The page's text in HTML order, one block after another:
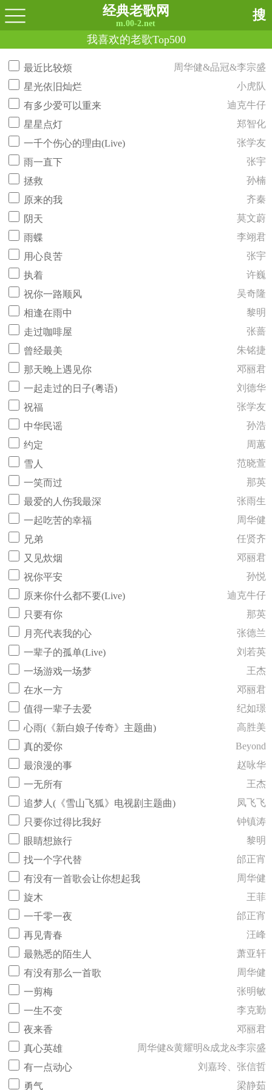
经典老歌网
m.00-2.net
搜
我喜欢的老歌Top500
最近比较烦
周华健&品冠&李宗盛
星光依旧灿烂
小虎队
有多少爱可以重来
迪克牛仔
星星点灯
郑智化
一千个伤心的理由(Live)
张学友
雨一直下
张宇
拯救
孙楠
原来的我
齐秦
阴天
莫文蔚
雨蝶
李翊君
用心良苦
张宇
执着
许巍
祝你一路顺风
吴奇隆
相逢在雨中
黎明
走过咖啡屋
张蔷
曾经最美
朱铭捷
那天晚上遇见你
邓丽君
一起走过的日子(粤语)
刘德华
祝福
张学友
中华民谣
孙浩
约定
周蕙
雪人
范晓萱
一笑而过
那英
最爱的人伤我最深
张雨生
一起吃苦的幸福
周华健
兄弟
任贤齐
又见炊烟
邓丽君
祝你平安
孙悦
原来你什么都不要(Live)
迪克牛仔
只要有你
那英
月亮代表我的心
张德兰
一辈子的孤单(Live)
刘若英
一场游戏一场梦
王杰
在水一方
邓丽君
值得一辈子去爱
纪如璟
心雨(《新白娘子传奇》主题曲)
高胜美
真的爱你
Beyond
最浪漫的事
赵咏华
一无所有
王杰
追梦人(《雪山飞狐》电视剧主题曲)
凤飞飞
只要你过得比我好
钟镇涛
眼睛想旅行
黎明
找一个字代替
邰正宵
有没有一首歌会让你想起我
周华健
旋木
王菲
一千零一夜
邰正宵
再见青春
汪峰
最熟悉的陌生人
萧亚轩
有没有那么一首歌
周华健
一剪梅
张明敏
一生不变
李克勤
夜来香
邓丽君
真心英雄
周华健&黄耀明&成龙&李宗盛
有一点动心
刘嘉玲、张信哲
勇气
梁静茹